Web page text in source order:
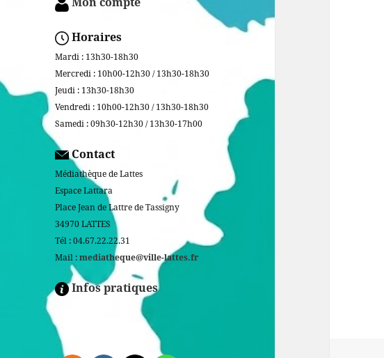
Horaires
Mardi : 13h30-18h30
Mercredi : 10h00-12h30 / 13h30-18h30
Jeudi : 13h30-18h30
Vendredi : 10h00-12h30 / 13h30-18h30
Samedi : 09h30-12h30 / 13h30-17h00
Contact
Médiathèque de Lattes
Espace Lattara
Place Jean de Lattre de Tassigny
34970 LATTES
Tél : 04.67.22.22.31
Mail :mediatheque@ville-lattes.fr
Infos pratiques